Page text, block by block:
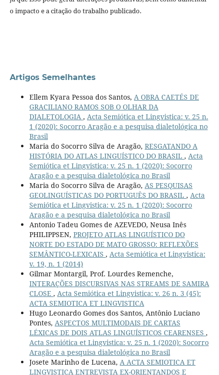
o impacto e a citação do trabalho publicado.
Artigos Semelhantes
Ellem Kyara Pessoa dos Santos, A OBRA CAETÉS DE
GRACILIANO RAMOS SOB O OLHAR DA
DIALETOLOGIA , Acta Semiótica et Lingvistica: v. 25 n.
1 (2020): Socorro Aragão e a pesquisa dialetológica no
Brasil
Maria do Socorro Silva de Aragão, RESGATANDO A
HISTÓRIA DO ATLAS LINGUÍSTICO DO BRASIL , Acta
Semiótica et Lingvistica: v. 25 n. 1 (2020): Socorro
Aragão e a pesquisa dialetológica no Brasil
Maria do Socorro Silva de Aragão, AS PESQUISAS
GEOLINGUÍSTICAS DO PORTUGUÊS DO BRASIL , Acta
Semiótica et Lingvistica: v. 25 n. 1 (2020): Socorro
Aragão e a pesquisa dialetológica no Brasil
Antonio Tadeu Gomes de AZEVEDO, Neusa Inês
PHILIPPSEN, PROJETO ATLAS LINGUÍSTICO DO
NORTE DO ESTADO DE MATO GROSSO: REFLEXÕES
SEMÂNTICO-LEXICAIS , Acta Semiótica et Lingvistica:
v. 19, n. 1 (2014)
Gilmar Montargil, Prof. Lourdes Remenche,
INTERAÇÕES DISCURSIVAS NAS STREAMS DE SAMIRA
CLOSE , Acta Semiótica et Lingvistica: v. 26 n. 3 (45):
ACTA SEMIOTICA ET LINGVISTICA
Hugo Leonardo Gomes dos Santos, Antônio Luciano
Pontes, ASPECTOS MULTIMODAIS DE CARTAS
LÉXICAS DE DOIS ATLAS LINGUÍSTICOS CEARENSES ,
Acta Semiótica et Lingvistica: v. 25 n. 1 (2020): Socorro
Aragão e a pesquisa dialetológica no Brasil
Josete Marinho de Lucena, A ACTA SEMIOTICA ET
LINGVISTICA ENTREVISTA EX-ORIENTANDOS E